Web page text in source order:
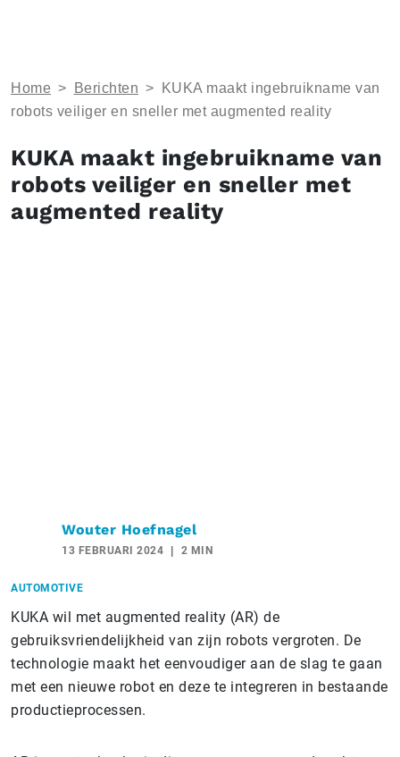
Home > Berichten >
KUKA maakt ingebruikname van
robots veiliger en sneller met augmented reality
KUKA maakt ingebruikname van
robots veiliger en sneller met
augmented reality
Wouter Hoefnagel
13 FEBRUARI 2024 2 MIN
AUTOMOTIVE
KUKA wil met augmented reality (AR) de
gebruiksvriendelijkheid van zijn robots vergroten. De
technologie maakt het eenvoudiger aan de slag te gaan
met een nieuwe robot en deze te integreren in bestaande
productieprocessen.